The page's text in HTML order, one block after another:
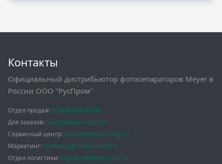
Контакты
Официальный дистрибьютор фотосепараторов Meyer в
России ООО "РусПром"
Отдел продаж: 8 (800) 200-93-04
Для заказов: sales@meyer-corp.ru
Сервисный центр: service@meyer-corp.ru
Маркетинг: marketing@meyer-corp.ru
Отдел логистики: logistics@meyer-corp.ru